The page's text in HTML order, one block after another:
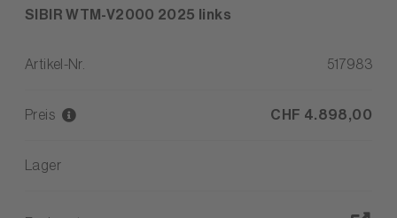
SIBIR WTM-V2000 2025 links
Artikel-Nr. 517983
Preis CHF 4.898,00
Lager